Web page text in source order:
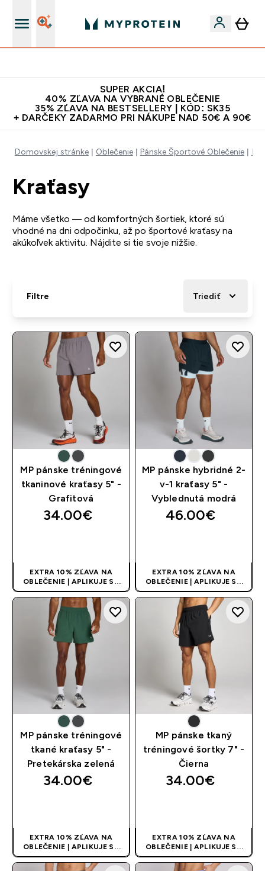
SUPER AKCIA!
40% ZĽAVA NA VYBRANÉ OBLEČENIE
35% ZĽAVA NA BESTSELLERY | KÓD: SK35
+ DARČEKY ZADARMO PRI NÁKUPE NAD 50€ A 90€
Domovskej stránke Oblečenie Pánske Športové Oblečenie
Kraťasy
Máme všetko — od komfortných šortiek, ktoré sú
vhodné na dni odpočinku, až po športové kraťasy na
akúkoľvek aktivitu. Nájdite si tie svoje nižšie.
Filtre Triediť
MP pánske tréningové
tkaninové kraťasy 5" -
Grafitová
34.00€‎
EXTRA 10% ZĽAVA NA
OBLEČENIE | APLIKUJE SA
AUTOMATICKY PRI KÚPE 3
KS
MP pánske hybridné 2-
v-1 kraťasy 5" -
Vyblednutá modrá
46.00€‎
EXTRA 10% ZĽAVA NA
OBLEČENIE | APLIKUJE SA
AUTOMATICKY PRI KÚPE 3
KS
MP pánske tréningové
tkané kraťasy 5" -
Pretekárska zelená
34.00€‎
EXTRA 10% ZĽAVA NA
OBLEČENIE | APLIKUJE SA
AUTOMATICKY PRI KÚPE 3
KS
MP pánske tkaný
tréningové šortky 7" -
Čierna
34.00€‎
EXTRA 10% ZĽAVA NA
OBLEČENIE | APLIKUJE SA
AUTOMATICKY PRI KÚPE 3